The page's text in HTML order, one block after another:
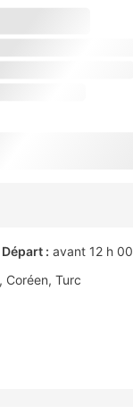
Départ : avant 12 h 00
Coréen Turc